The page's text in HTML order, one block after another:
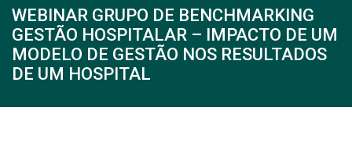
WEBINAR GRUPO DE BENCHMARKING
GESTÃO HOSPITALAR – IMPACTO DE UM
MODELO DE GESTÃO NOS RESULTADOS
DE UM HOSPITAL